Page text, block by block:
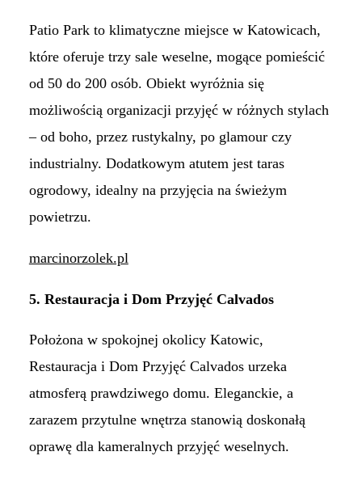
Patio Park to klimatyczne miejsce w Katowicach,
które oferuje trzy sale weselne, mogące pomieścić
od 50 do 200 osób. Obiekt wyróżnia się
możliwością organizacji przyjęć w różnych stylach
– od boho, przez rustykalny, po glamour czy
industrialny. Dodatkowym atutem jest taras
ogrodowy, idealny na przyjęcia na świeżym
powietrzu.
marcinorzolek.pl
5. Restauracja i Dom Przyjęć Calvados
Położona w spokojnej okolicy Katowic,
Restauracja i Dom Przyjęć Calvados urzeka
atmosferą prawdziwego domu. Eleganckie, a
zarazem przytulne wnętrza stanowią doskonałą
oprawę dla kameralnych przyjęć weselnych.